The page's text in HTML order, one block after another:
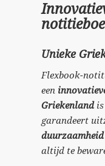
Unieke
Flexbook-
een
Griekenlandis
garandeert
duurzaamheid
altijd te